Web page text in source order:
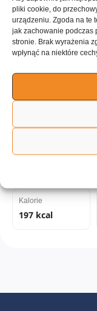
pliki cookie, do
urządzeniu. Zgoda na te
jak zachowanie podczas
stronie. Brak wyrażenia
wpłynąć na niektóre
Owoce Warzywa
Kalorie
197 kcal